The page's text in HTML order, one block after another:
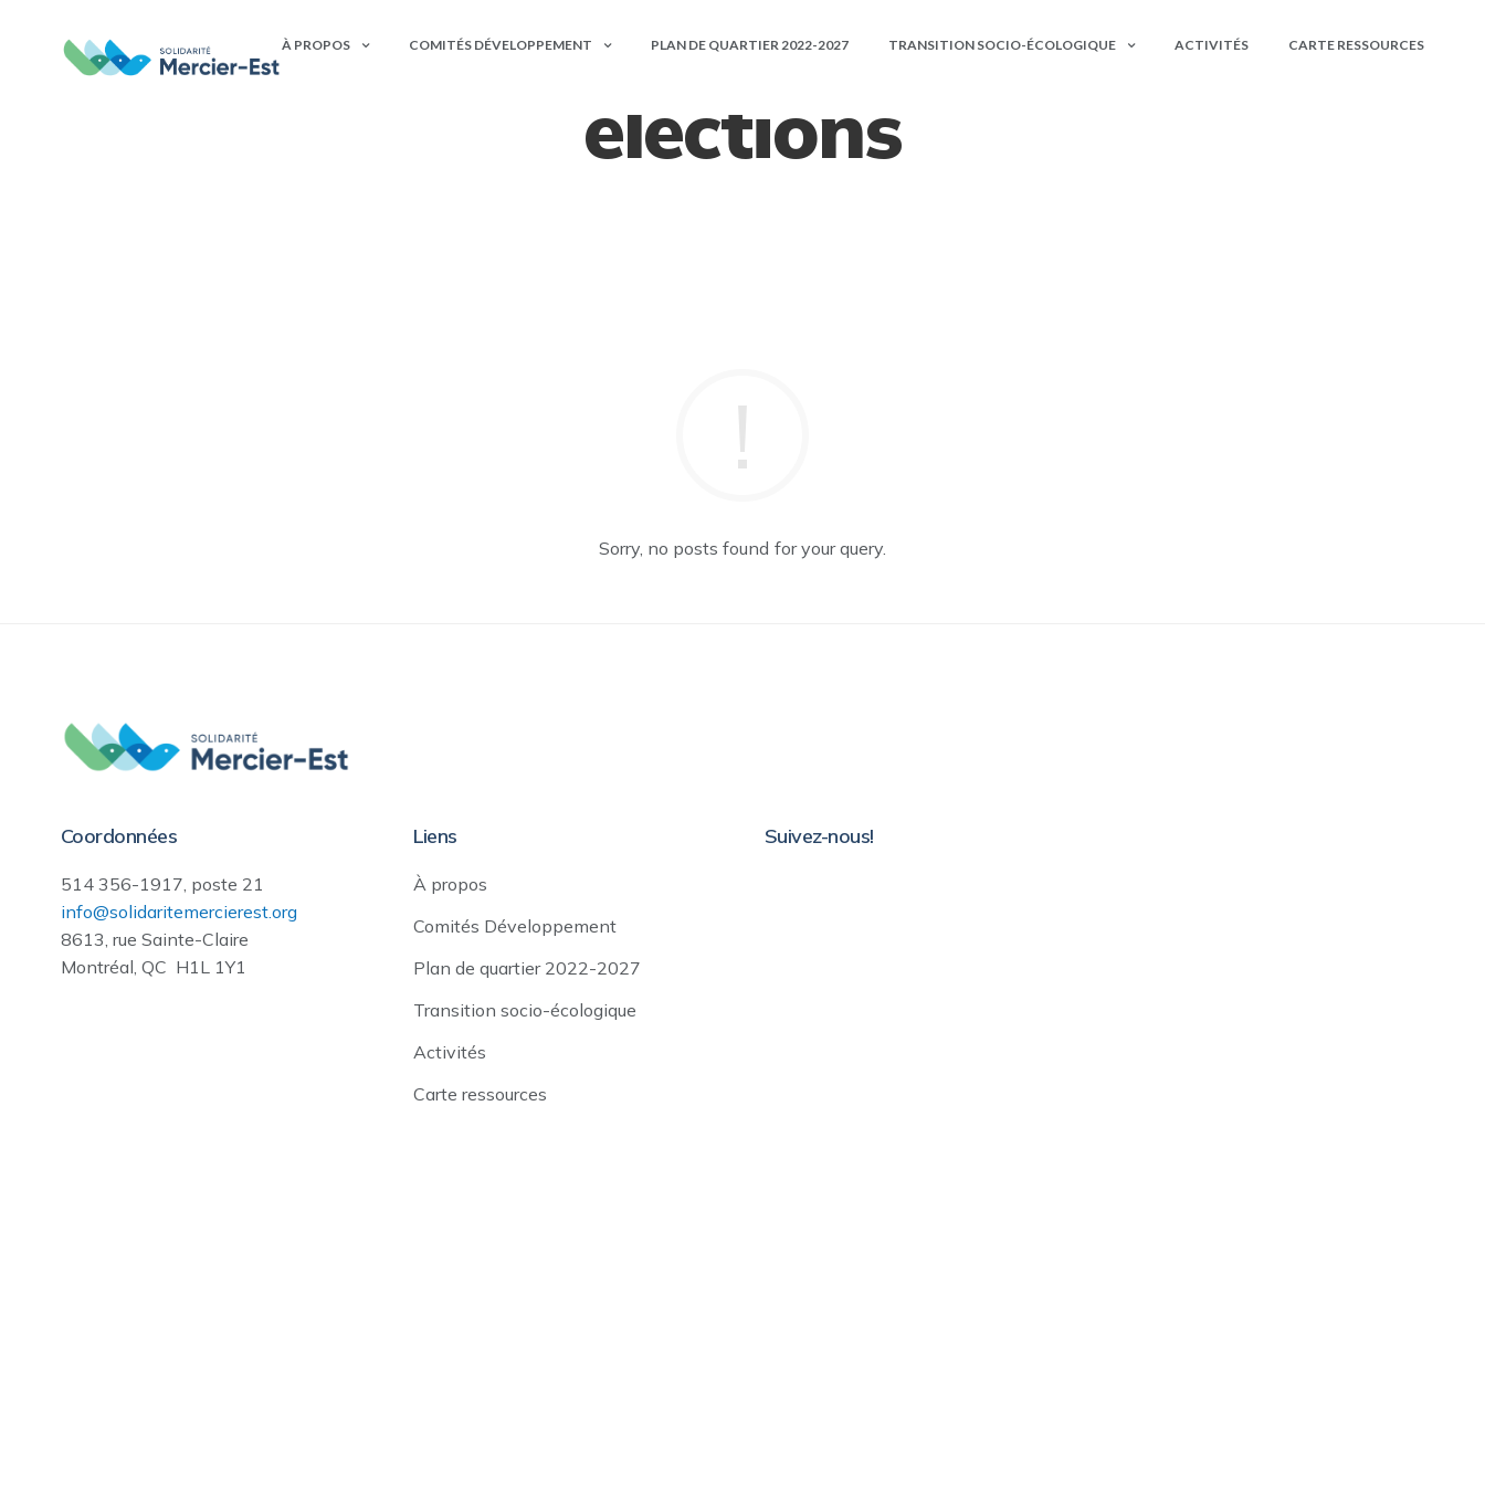
À PROPOS COMITÉS DÉVELOPPEMENT PLAN DE QUARTIER 2022-2027 TRANSITION SOCIO-ÉCOLOGIQUE ACTIVITÉS CARTE RESSOURCES
élections
Sorry, no posts found for your query.
Coordonnées
514 356-1917, poste 21
info@solidaritemercierest.org
8613, rue Sainte-Claire
Montréal, QC H1L 1Y1
Liens
À propos
Comités Développement
Plan de quartier 2022-2027
Transition socio-écologique
Activités
Carte ressources
Suivez-nous!